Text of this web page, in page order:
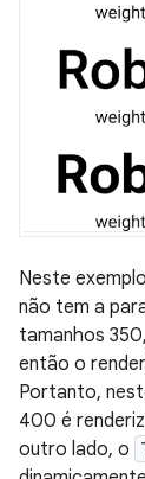
Neste
não tem a
tamanhos
então o
Portanto,
400 é
outro lado, o